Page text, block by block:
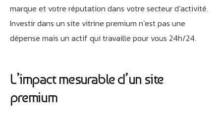
marque et votre réputation dans votre secteur d’activité.
Investir dans un site vitrine premium n’est pas une
dépense mais un actif qui travaille pour vous 24h/24.
L’impact mesurable d’un site
premium